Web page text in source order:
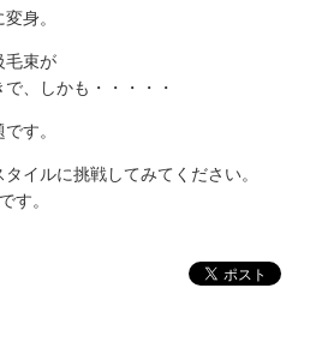
身。
毛束が
、しかも・・・・・
す。
イルに挑戦してみてください。
す。